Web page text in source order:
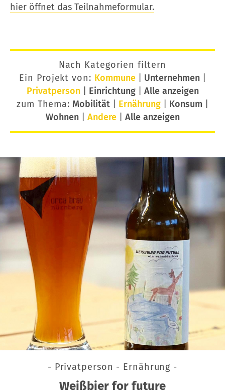
hier öffnet das Teilnahmeformular.
Nach Kategorien filtern
Ein Projekt von: Kommune| Unternehmen|
Privatperson| Einrichtung| Alle anzeigen
zum Thema: Mobilität Ernährung Konsum
Wohnen| Andere| Alle anzeigen
- Privatperson - Ernährung -
Weißbier for future